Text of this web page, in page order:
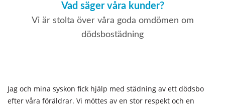
Vad säger våra kunder?
Vi är stolta över våra goda omdömen om
dödsbostädning
Jag och mina syskon fick hjälp med städning av ett dödsbo
efter våra föräldrar. Vi möttes av en stor respekt och en